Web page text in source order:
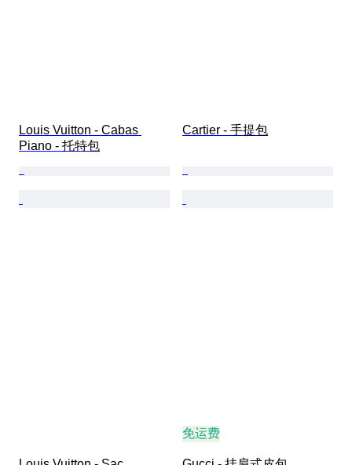
Louis Vuitton - Cabas
Piano - 托特包
Cartier - 手提包
免运费